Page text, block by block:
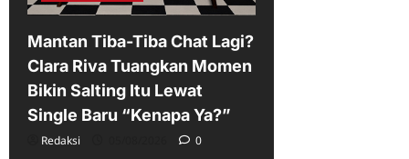
Mantan Tiba-Tiba Chat Lagi?
Clara Riva Tuangkan Momen
Bikin Salting Itu Lewat
Single Baru “Kenapa Ya?”
Redaksi 0